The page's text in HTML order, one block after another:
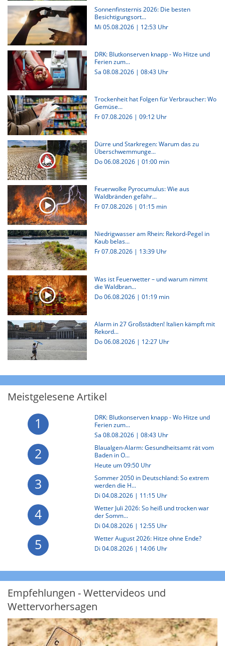
Sonnenfinsternis 2026: Die besten
Besichtigungsort...
Mi 05.08.2026 | 12:53 Uhr
DRK: Blutkonserven knapp - Wo Hitze und
Ferien zum...
Sa 08.08.2026 | 08:43 Uhr
Trockenheit hat Folgen für Verbraucher: Wo
Gemüse...
Fr 07.08.2026 | 09:12 Uhr
Dürre und Starkregen: Warum das zu
Überschwemmunge...
Do 06.08.2026 |01:00 min
Feuerwolke Pyrocumulus: Wie aus
Waldbränden gefähr...
Fr 07.08.2026 |01:15 min
Niedrigwasser am Rhein: Rekord-Pegel in
Kaub belas...
Fr 07.08.2026 | 13:39 Uhr
Was ist Feuerwetter – und warum nimmt
die Waldbran...
Do 06.08.2026 |01:19 min
Alarm in 27 Großstädten! Italien kämpft mit
Rekord...
Do 06.08.2026 | 12:27 Uhr
Meistgelesene Artikel
1
DRK: Blutkonserven knapp - Wo Hitze und
Ferien zum...
Sa 08.08.2026 | 08:43 Uhr
2
Blaualgen-Alarm: Gesundheitsamt rät vom
Baden in O...
Heute um 09:50 Uhr
3
Sommer 2050 in Deutschland: So extrem
werden die H...
Di 04.08.2026 | 11:15 Uhr
4
Wetter Juli 2026: So heiß und trocken war
der Somm...
Di 04.08.2026 | 12:55 Uhr
5
Wetter August 2026: Hitze ohne Ende?
Di 04.08.2026 | 14:06 Uhr
Empfehlungen - Wettervideos und
Wettervorhersagen